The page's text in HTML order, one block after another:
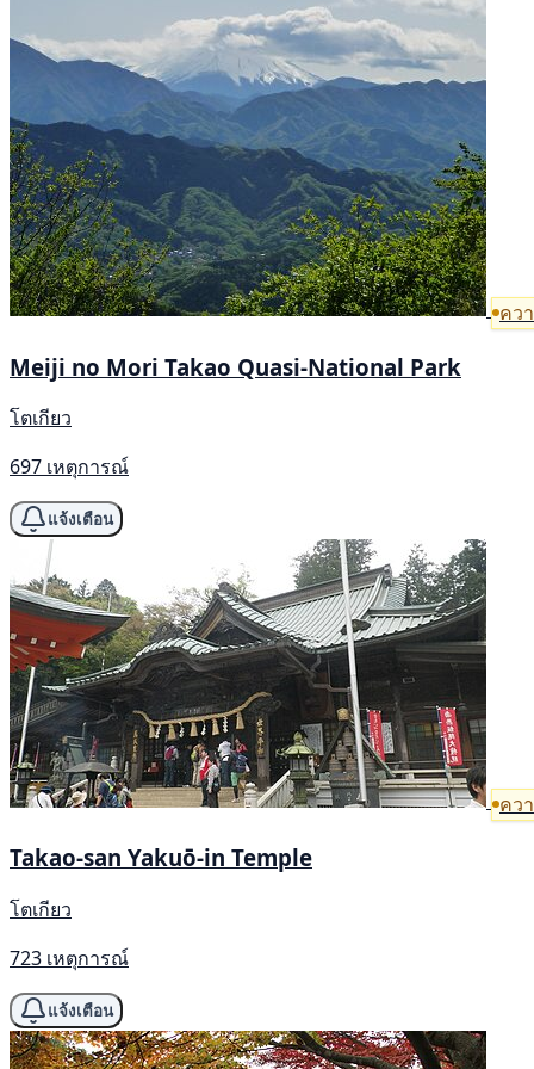
คว
Meiji no Mori Takao Quasi-National Park
โตเกียว
697 เหตุการณ์
แจ้งเตือน
คว
Takao-san Yakuō-in Temple
โตเกียว
723 เหตุการณ์
แจ้งเตือน